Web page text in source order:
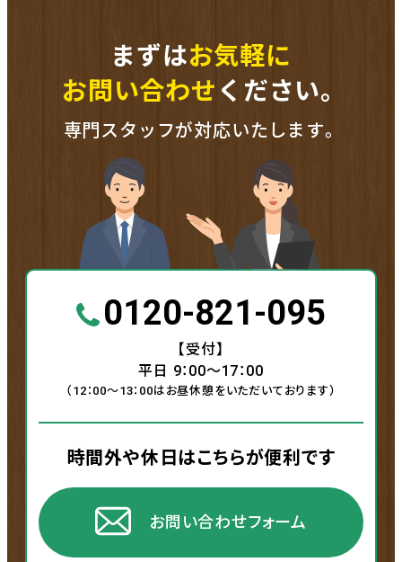
まずはお気軽に
お問い合わせ ください。
専門スタッフが対応いたします。
0120-821-095
【受付】
平日 9：00〜17：00
（12：00〜13：00はお昼休憩をいただいております）
時間外や休日はこちらが便利です
お問い合わせフォーム